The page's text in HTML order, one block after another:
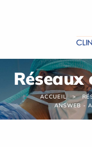
ACCUEIL
ANSWEB -